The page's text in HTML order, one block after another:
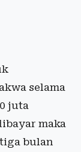
selama
juta
maka
bulan